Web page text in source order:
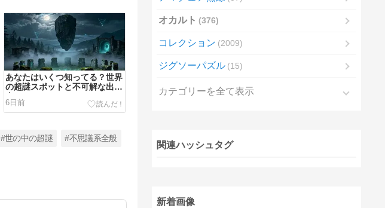
あなたはいくつ知ってる？世界
の超謎スポットと不可解な出来
6日前
#世の中の超謎 #不思議系全般
オカルト 376
コレクション 2009
ジグソーパズル 15
カテゴリーを全て表示
関連ハッシュタグ
新着画像